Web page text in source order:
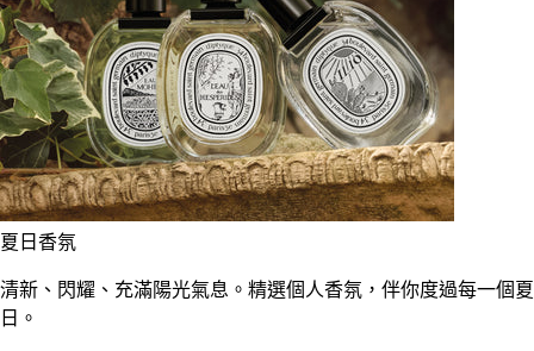
夏日香氛
清新、閃耀、充滿陽光氣息。精選個人香氛，伴你度過每一個夏
日。